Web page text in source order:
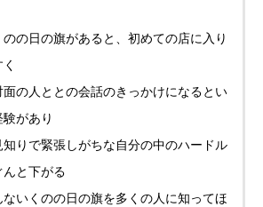
のの日の旗があると、初めての店に入り
面の人ととの会話のきっかけになるとい
験があり
知りで緊張しがちな自分の中のハードル
んと下がる
ないくのの日の旗を多くの人に知ってほ